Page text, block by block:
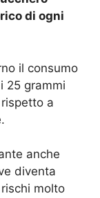
di ogni
il consumo
25 grammi
a
anche
diventa
molto